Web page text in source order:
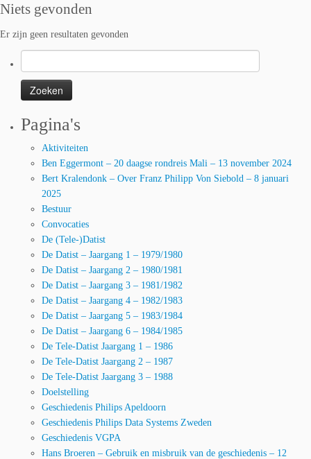
Niets gevonden
Er zijn geen resultaten gevonden
naar:
Pagina's
Aktiviteiten
Ben Eggermont – 20 daagse rondreis Mali – 13 november 2024
Bert Kralendonk – Over Franz Philipp Von Siebold – 8 januari
2025
Bestuur
Convocaties
De (Tele-)Datist
De Datist – Jaargang 1 – 1979/1980
De Datist – Jaargang 2 – 1980/1981
De Datist – Jaargang 3 – 1981/1982
De Datist – Jaargang 4 – 1982/1983
De Datist – Jaargang 5 – 1983/1984
De Datist – Jaargang 6 – 1984/1985
De Tele-Datist Jaargang 1 – 1986
De Tele-Datist Jaargang 2 – 1987
De Tele-Datist Jaargang 3 – 1988
Doelstelling
Geschiedenis Philips Apeldoorn
Geschiedenis Philips Data Systems Zweden
Geschiedenis VGPA
Hans Broeren – Gebruik en misbruik van de geschiedenis – 12